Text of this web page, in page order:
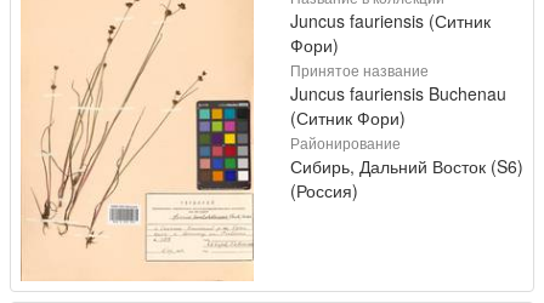
Juncus fauriensis (Ситник
Фори)
Принятое название
Juncus fauriensis Buchenau
(Ситник Фори)
Районирование
Сибирь, Дальний Восток (S6)
(Россия)